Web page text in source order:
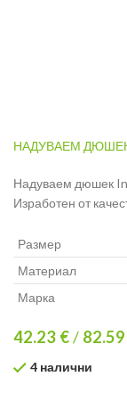
НАДУВАЕМ ДЮШЕК
Надуваем дюшек
Изработен от
Размер
Материал
Марка
42.23 €/ 82.59
4 налични